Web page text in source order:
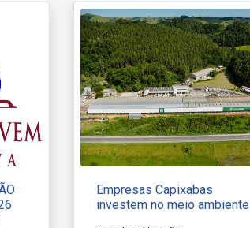
Empresas Capixabas
investem no meio ambiente